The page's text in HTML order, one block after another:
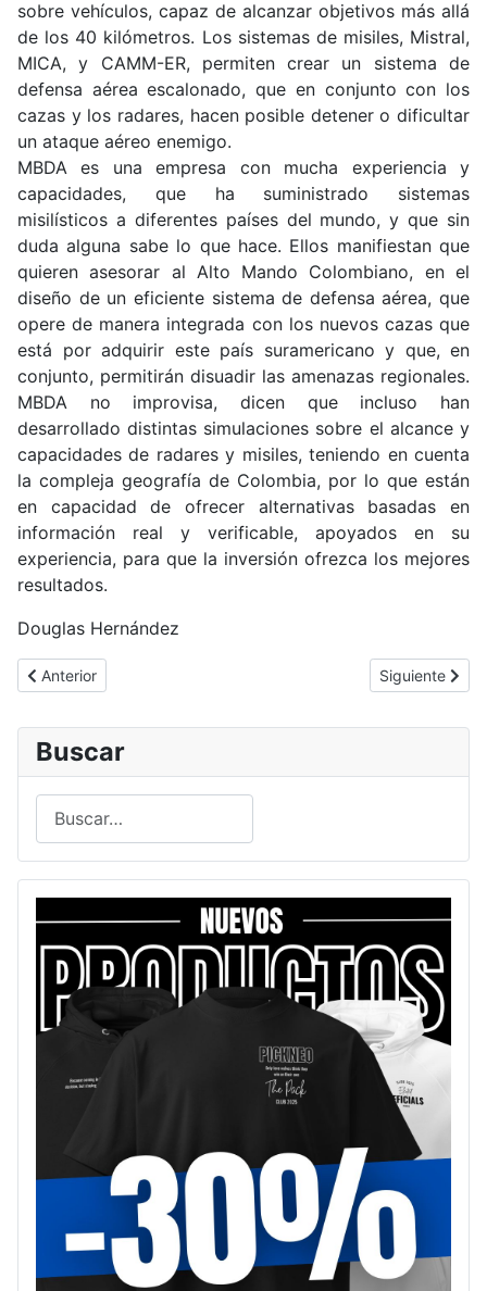
sobre vehículos, capaz de alcanzar objetivos más allá
de los 40 kilómetros. Los sistemas de misiles, Mistral,
MICA, y CAMM-ER, permiten crear un sistema de
defensa aérea escalonado, que en conjunto con los
cazas y los radares, hacen posible detener o dificultar
un ataque aéreo enemigo.
MBDA es una empresa con mucha experiencia y
capacidades, que ha suministrado sistemas
misilísticos a diferentes países del mundo, y que sin
duda alguna sabe lo que hace. Ellos manifiestan que
quieren asesorar al Alto Mando Colombiano, en el
diseño de un eficiente sistema de defensa aérea, que
opere de manera integrada con los nuevos cazas que
está por adquirir este país suramericano y que, en
conjunto, permitirán disuadir las amenazas regionales.
MBDA no improvisa, dicen que incluso han
desarrollado distintas simulaciones sobre el alcance y
capacidades de radares y misiles, teniendo en cuenta
la compleja geografía de Colombia, por lo que están
en capacidad de ofrecer alternativas basadas en
información real y verificable, apoyados en su
experiencia, para que la inversión ofrezca los mejores
resultados.
Douglas Hernández
Artículo anterior: Ministro Iván Velásquez inauguró oficialmente
Anterior Artículo
Siguiente
Buscar